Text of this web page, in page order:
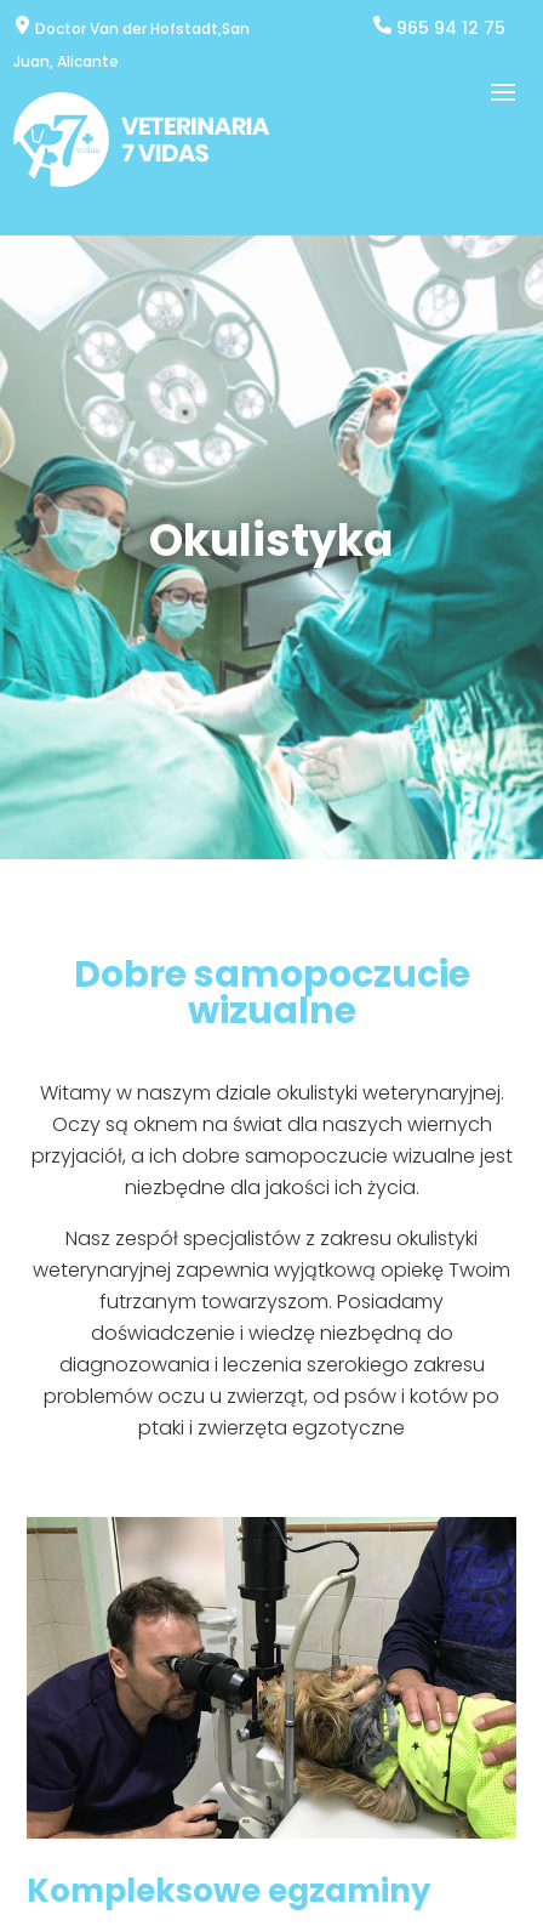
Doctor Van der Hofstadt,San
Juan, Alicante
965 94 12 75
Okulistyka
Dobre samopoczucie
wizualne
Witamy w naszym dziale okulistyki weterynaryjnej.
Oczy są oknem na świat dla naszych wiernych
przyjaciół, a ich dobre samopoczucie wizualne jest
niezbędne dla jakości ich życia.
Nasz zespół specjalistów z zakresu okulistyki
weterynaryjnej zapewnia wyjątkową opiekę Twoim
futrzanym towarzyszom. Posiadamy
doświadczenie i wiedzę niezbędną do
diagnozowania i leczenia szerokiego zakresu
problemów oczu u zwierząt, od psów i kotów po
ptaki i zwierzęta egzotyczne
Kompleksowe egzaminy